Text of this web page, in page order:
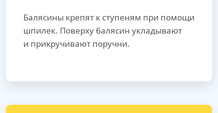
Балясины крепят к ступеням при помощи
шпилек. Поверху балясин укладывают
и прикручивают поручни.